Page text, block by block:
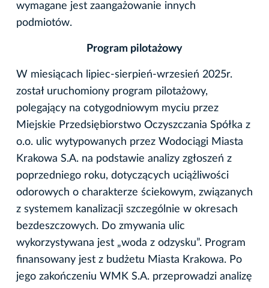
wymagane jest zaangażowanie innych
podmiotów.
Program pilotażowy
W miesiącach lipiec-sierpień-wrzesień 2025r.
został uruchomiony program pilotażowy,
polegający na cotygodniowym myciu przez
Miejskie Przedsiębiorstwo Oczyszczania Spółka z
o.o. ulic wytypowanych przez Wodociągi Miasta
Krakowa S.A. na podstawie analizy zgłoszeń z
poprzedniego roku, dotyczących uciążliwości
odorowych o charakterze ściekowym, związanych
z systemem kanalizacji szczególnie w okresach
bezdeszczowych. Do zmywania ulic
wykorzystywana jest „woda z odzysku”. Program
finansowany jest z budżetu Miasta Krakowa. Po
jego zakończeniu WMK S.A. przeprowadzi analizę